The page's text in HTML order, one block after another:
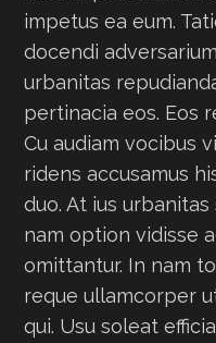
impetus ea eum.
docendi
urbanitas
pertinacia eos. Eos
Cu audiam vocibus
ridens accusamus
duo. At ius
nam option vidisse
omittantur. In nam
reque ullamcorper
qui. Usu soleat